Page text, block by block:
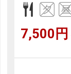
7,500